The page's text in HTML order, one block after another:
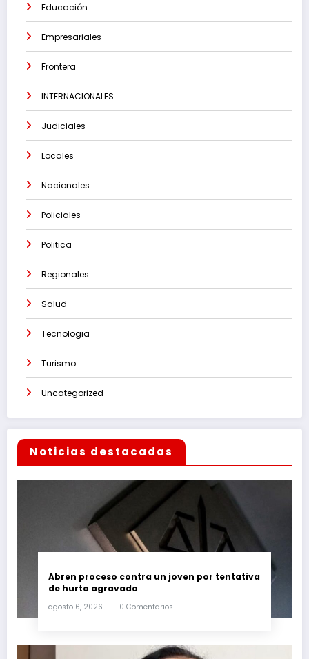
Educación
Empresariales
Frontera
INTERNACIONALES
Judiciales
Locales
Nacionales
Policiales
Politica
Regionales
Salud
Tecnologia
Turismo
Uncategorized
Noticias destacadas
Abren proceso contra un joven por tentativa
de hurto agravado
agosto 6, 2026 0 Comentarios